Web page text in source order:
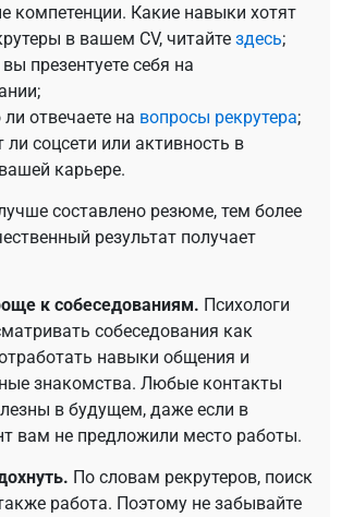
компетенции. Какие навыки хотят
в вашем CV, читайте здесь;
презентуете себя на
отвечаете на вопросы рекрутера;
соцсети или активность в
карьере.
составлено резюме, тем более
результат получает
к собеседованиям. Психологи
собеседования как
навыки общения и
знакомства. Любые контакты
в будущем, даже если в
вам не предложили место работы.
По словам рекрутеров, поиск
работа. Поэтому не забывайте